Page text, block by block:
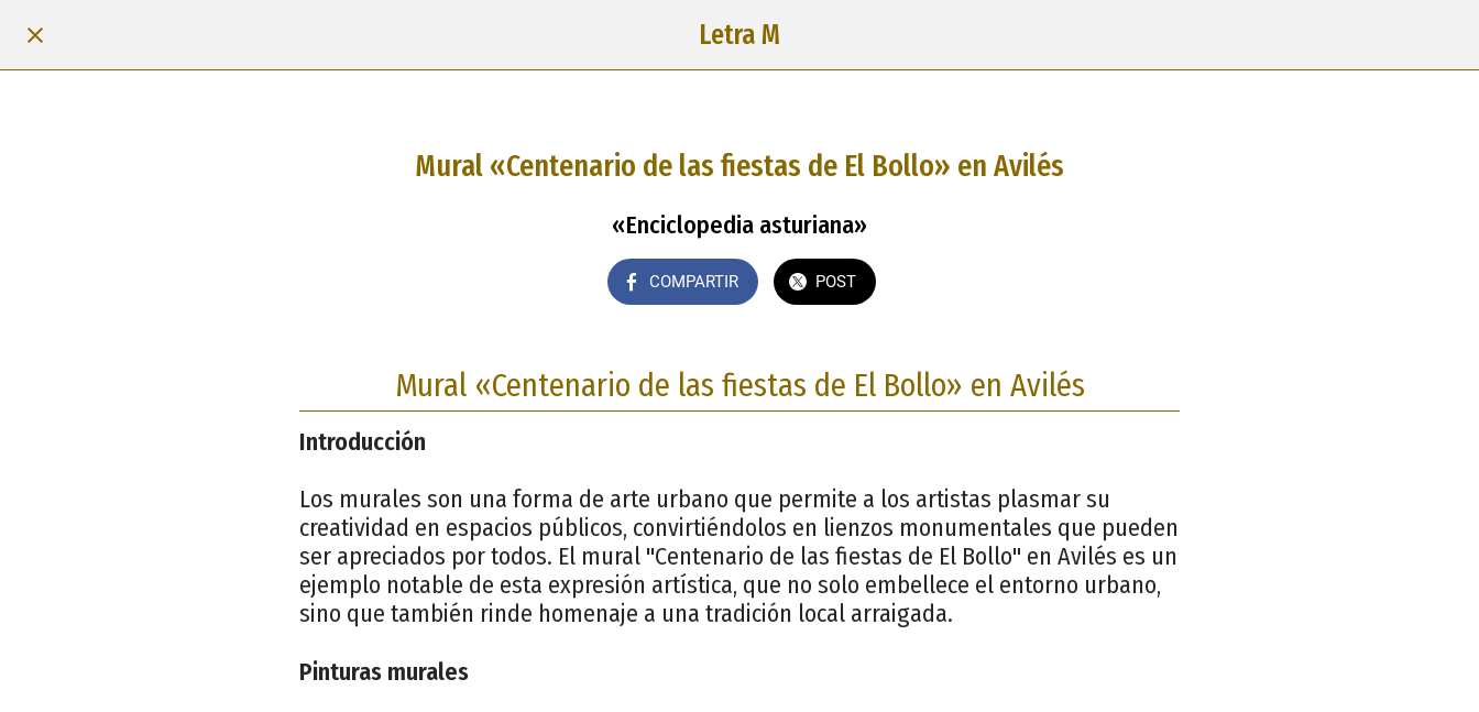
Letra M
Mural «Centenario de las fiestas de El Bollo» en Avilés
«Enciclopedia asturiana»
COMPARTIR POST
Mural «Centenario de las fiestas de El Bollo» en Avilés
Introducción
Los murales son una forma de arte urbano que permite a los artistas plasmar su
creatividad en espacios públicos, convirtiéndolos en lienzos monumentales que pueden
ser apreciados por todos. El mural "Centenario de las fiestas de El Bollo" en Avilés es un
ejemplo notable de esta expresión artística, que no solo embellece el entorno urbano,
sino que también rinde homenaje a una tradición local arraigada.
Pinturas murales